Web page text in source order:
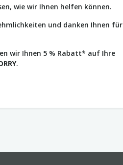
wie wir Ihnen helfen können.
und danken Ihnen für
wir Ihnen 5 % Rabatt* auf Ihre
.